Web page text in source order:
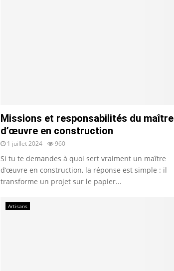
Missions et responsabilités du maître
d’œuvre en construction
1 juillet 2024 960
Si tu te demandes à quoi sert vraiment un maître
d’œuvre en construction, la réponse est simple : il
transforme un projet sur le papier...
Artisans